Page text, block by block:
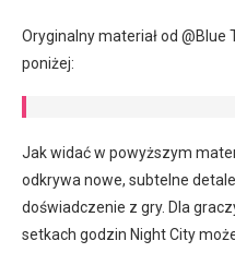
Oryginalny materiał od
poniżej:
Jak widać w powyższym
odkrywa nowe, subtelne
doświadczenie z gry. Dla
setkach godzin Night City